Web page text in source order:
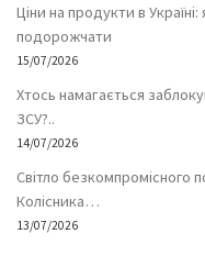
Ціни на продукти в
подорожчати
15/07/2026
Хтось намагається
ЗСУ?..
14/07/2026
Світло безкомпромісного
Колісника…
13/07/2026